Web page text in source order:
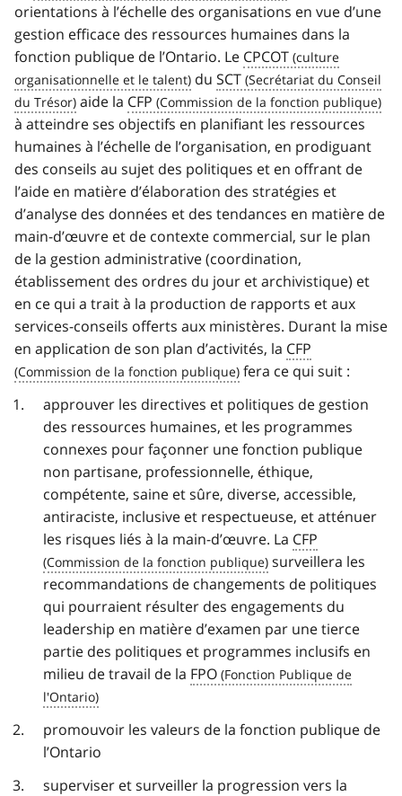
orientations à l’échelle des organisations en vue d’une
gestion efficace des ressources humaines dans la
fonction publique de l’Ontario. Le CPCOT
du SCT
aide la CFP
à atteindre ses objectifs en planifiant les ressources
humaines à l’échelle de l’organisation, en prodiguant
des conseils au sujet des politiques et en offrant de
l’aide en matière d’élaboration des stratégies et
d’analyse des données et des tendances en matière de
main-d’œuvre et de contexte commercial, sur le plan
de la gestion administrative (coordination,
établissement des ordres du jour et archivistique) et
en ce qui a trait à la production de rapports et aux
services-conseils offerts aux ministères. Durant la mise
en application de son plan d’activités, la CFP
fera ce qui suit :
approuver les directives et politiques de gestion
des ressources humaines, et les programmes
connexes pour façonner une fonction publique
non partisane, professionnelle, éthique,
compétente, saine et sûre, diverse, accessible,
antiraciste, inclusive et respectueuse, et atténuer
les risques liés à la main-d’œuvre. La CFP
surveillera les
recommandations de changements de politiques
qui pourraient résulter des engagements du
leadership en matière d’examen par une tierce
partie des politiques et programmes inclusifs en
milieu de travail de la FPO
promouvoir les valeurs de la fonction publique de
l’Ontario
superviser et surveiller la progression vers la